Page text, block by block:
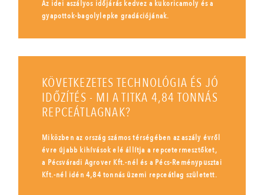
Az idei aszályos időjárás kedvez a kukoricamoly és a
gyapottok-bagolylepke gradációjának.
KÖVETKEZETES TECHNOLÓGIA ÉS JÓ
IDŐZÍTÉS - MI A TITKA 4,84 TONNÁS
REPCEÁTLAGNAK?
Miközben az ország számos térségében az aszály évről
évre újabb kihívások elé állítja a repcetermesztőket,
a Pécsváradi Agrover Kft.-nél és a Pécs-Reménypusztai
Kft.-nél idén 4,84 tonnás üzemi repceátlag született.